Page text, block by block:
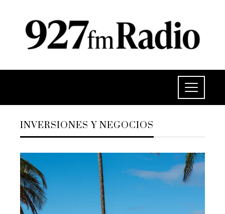
INVERSIONES Y NEGOCIOS